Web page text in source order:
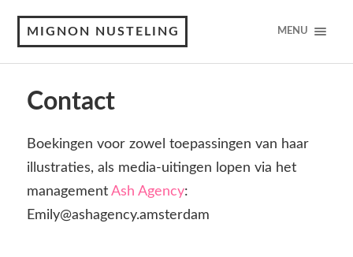
MIGNON NUSTELING MENU
Contact
Boekingen voor zowel toepassingen van haar
illustraties, als media-uitingen lopen via het
management Ash Agency:
Emily@ashagency.amsterdam